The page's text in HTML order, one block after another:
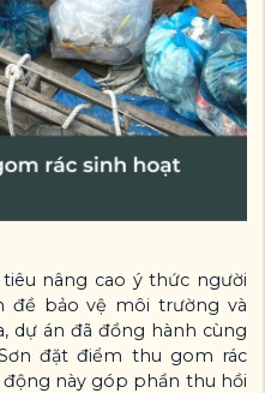
nâng cao ý thức người
đề bảo vệ môi trường và
dự án đã đồng hành cùng
đặt điểm thu gom rác
này góp phần thu hồi